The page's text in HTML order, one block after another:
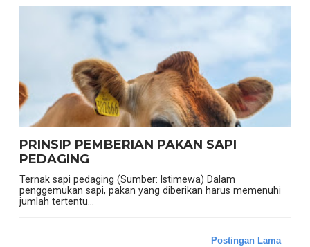
PRINSIP PEMBERIAN PAKAN SAPI
PEDAGING
Ternak sapi pedaging (Sumber: Istimewa) Dalam
penggemukan sapi, pakan yang diberikan harus memenuhi
jumlah tertentu...
Postingan Lama